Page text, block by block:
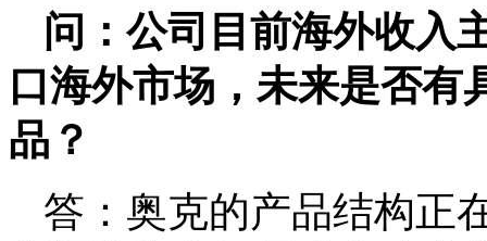
问：公司目前海外收入
口海外市场，未来是否
品？
答：奥克的产品结构正